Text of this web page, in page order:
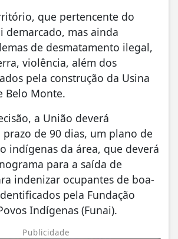
que pertencente do
demarcado, mas ainda
de desmatamento ilegal,
violência, além dos
pela construção da Usina
Belo Monte.
a União deverá
prazo de 90 dias, um plano de
indígenas da área, que deverá
para a saída de
indenizar ocupantes de boa-
pela Fundação
Indígenas (Funai).
Publicidade